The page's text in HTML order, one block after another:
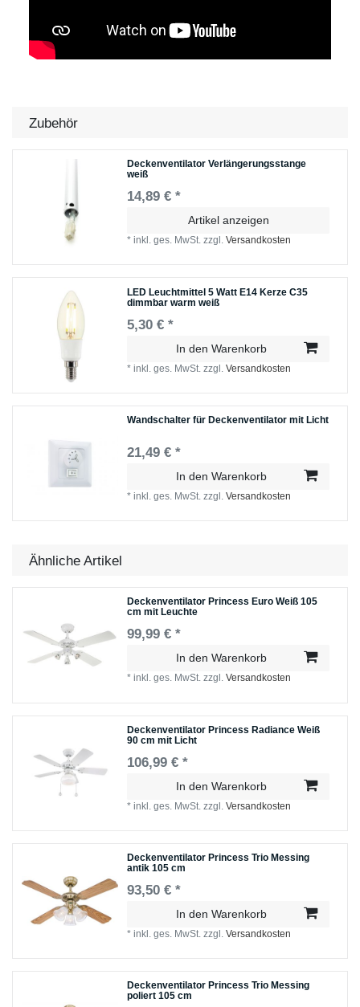
Zubehör
Deckenventilator Verlängerungsstange
weiß
14,89 € *
Artikel anzeigen
*inkl. ges. MwSt. zzgl.Versandkosten
LED Leuchtmittel 5 Watt E14 Kerze C35
dimmbar warm weiß
5,30 € *
In den Warenkorb
*inkl. ges. MwSt. zzgl.Versandkosten
Wandschalter für Deckenventilator mit Licht
21,49 € *
In den Warenkorb
*inkl. ges. MwSt. zzgl.Versandkosten
Ähnliche Artikel
Deckenventilator Princess Euro Weiß 105
cm mit Leuchte
99,99 € *
In den Warenkorb
*inkl. ges. MwSt. zzgl.Versandkosten
Deckenventilator Princess Radiance Weiß
90 cm mit Licht
106,99 € *
In den Warenkorb
*inkl. ges. MwSt. zzgl.Versandkosten
Deckenventilator Princess Trio Messing
antik 105 cm
93,50 € *
In den Warenkorb
*inkl. ges. MwSt. zzgl.Versandkosten
Deckenventilator Princess Trio Messing
poliert 105 cm